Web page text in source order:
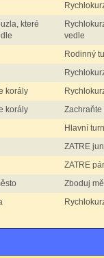
které
vedle
Rodinný
korály
korály Zachraňte
Hlavní
ZATRE
ZATRE
Zboduj